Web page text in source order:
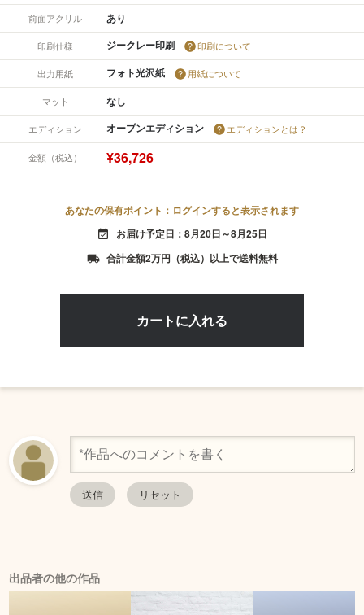
前面アクリル あり
印刷仕様 ジークレー印刷 印刷について
出力用紙 フォト光沢紙 用紙について
マット なし
エディション オープンエディション エディションとは？
金額（税込） ¥36,726
あなたの保有ポイント：ログインすると表示されます
event_available お届け予定日：8月20日～8月25日
local_shipping 合計金額2万円（税込）以上で送料無料
出品者の他の作品